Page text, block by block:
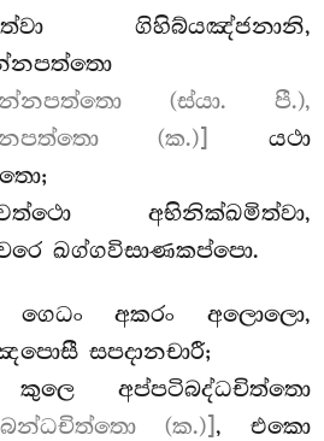
ගිහිබ්යඤ්ජනානි,
(ස්යා. පී.),
(ක.)]
යථා
අභිනික්ඛමිත්වා,
ඛග්ගවිසාණකප්පො.
ගෙධං අකරං අලොලො,
සපදානචාරී;
අප්පටිබද්ධචිත්තො
(ක.)], එකො